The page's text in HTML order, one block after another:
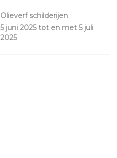
Olieverf schilderijen
5 juni 2025 tot en met 5 juli
2025